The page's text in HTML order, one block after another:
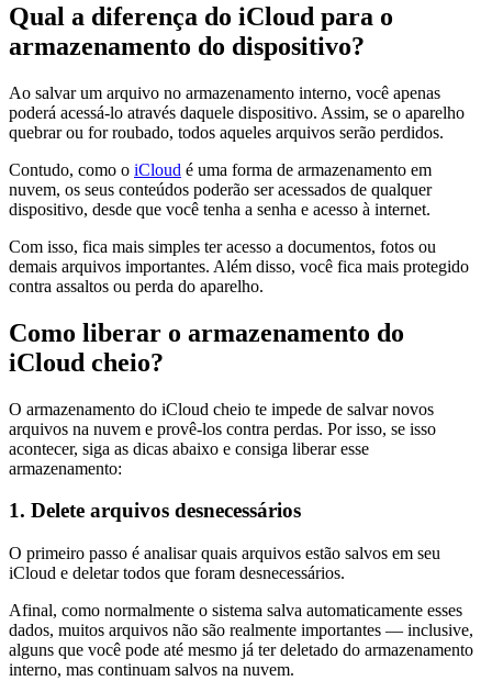
Qual a diferença do iCloud para o
armazenamento do dispositivo?
Ao salvar um arquivo no armazenamento interno, você apenas
poderá acessá-lo através daquele dispositivo. Assim, se o aparelho
quebrar ou for roubado, todos aqueles arquivos serão perdidos.
Contudo, como o iCloud é uma forma de armazenamento em
nuvem, os seus conteúdos poderão ser acessados de qualquer
dispositivo, desde que você tenha a senha e acesso à internet.
Com isso, fica mais simples ter acesso a documentos, fotos ou
demais arquivos importantes. Além disso, você fica mais protegido
contra assaltos ou perda do aparelho.
Como liberar o armazenamento do
iCloud cheio?
O armazenamento do iCloud cheio te impede de salvar novos
arquivos na nuvem e provê-los contra perdas. Por isso, se isso
acontecer, siga as dicas abaixo e consiga liberar esse
armazenamento:
1. Delete arquivos desnecessários
O primeiro passo é analisar quais arquivos estão salvos em seu
iCloud e deletar todos que foram desnecessários.
Afinal, como normalmente o sistema salva automaticamente esses
dados, muitos arquivos não são realmente importantes — inclusive,
alguns que você pode até mesmo já ter deletado do armazenamento
interno, mas continuam salvos na nuvem.